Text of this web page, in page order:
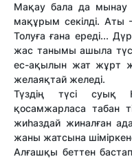
Мақау бала да мынау
мақұрым секілді. Аты
Толуға ғана ереді...
жас танымы ашыла
ес-ақылын жат жұрт
желаяқтай желеді.
Түздің түсі суық
қосамжарласа табан
жиһаздай жиналған
жаны жатсына
Алғашқы беттен